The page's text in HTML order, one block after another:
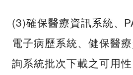
(3)確保醫療資訊系統、
電子病歷系統、健保醫
詢系統批次下載之可用